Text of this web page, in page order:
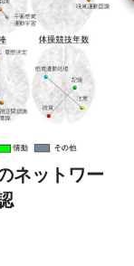
ネットワー